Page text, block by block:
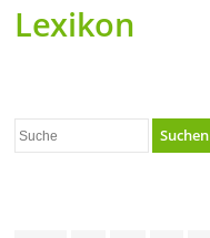
Lexikon
Suchen